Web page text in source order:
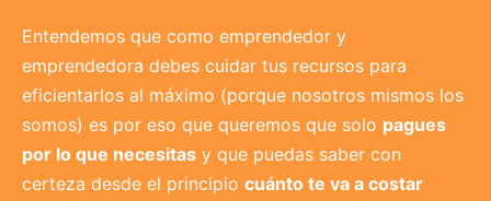
Entendemos que como emprendedor y
emprendedora debes cuidar tus recursos para
eficientarlos al máximo (porque nosotros mismos los
somos) es por eso que queremos que solo pagues
por lo que necesitas y que puedas saber con
certeza desde el principio cuánto te va a costar